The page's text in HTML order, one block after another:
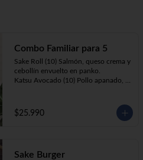
Combo Familiar para 5
Sake Roll (10) Salmón, queso crema y
cebollín envuelto en panko.
Katsu Avocado (10) Pollo apanado,
California Ebi (10) Camarón, queso
crema, cebollín, envuelto en
envuelto en palta.
$25.990
Sake Burger